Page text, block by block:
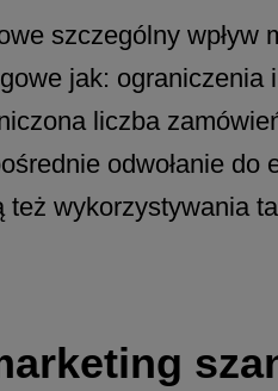
szczególny wpływ
jak:
liczba
odwołanie
też wykorzystywania